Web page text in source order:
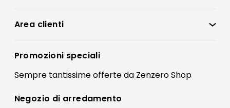
Condizioni di vendita
Preferenze Cookies
Termini e condizioni
Contatti
Area clienti
Registrati
Il mio account
Promozioni speciali
Sempre tantissimeofferteda Zenzero Shop
Negozio di arredamento